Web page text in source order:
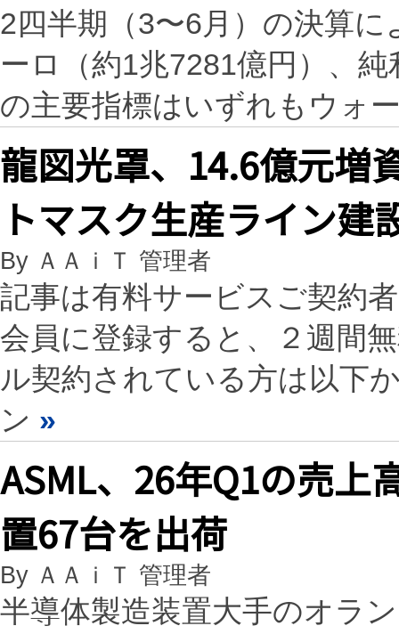
2四半期（3〜6月）の決算
ーロ（約1兆7281億円）、
の主要指標はいずれもウォ
龍図光罩、14.6億元増
トマスク生産ライン建
By ＡＡｉＴ 管理者
記事は有料サービスご契約
会員に登録すると、２週間
ル契約されている方は以下
ン »
ASML、26年Q1の売
置67台を出荷
By ＡＡｉＴ 管理者
半導体製造装置大手のオラ